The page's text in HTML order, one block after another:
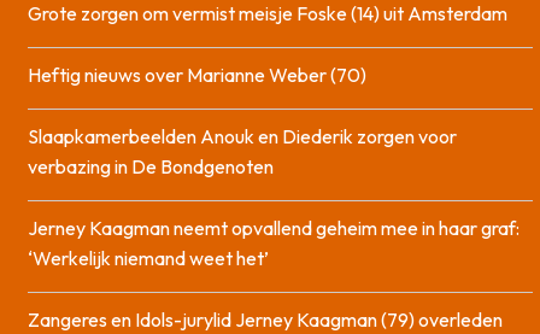
Grote zorgen om vermist meisje Foske (14) uit Amsterdam
Heftig nieuws over Marianne Weber (70)
Slaapkamerbeelden Anouk en Diederik zorgen voor
verbazing in De Bondgenoten
Jerney Kaagman neemt opvallend geheim mee in haar graf:
‘Werkelijk niemand weet het’
Zangeres en Idols-jurylid Jerney Kaagman (79) overleden